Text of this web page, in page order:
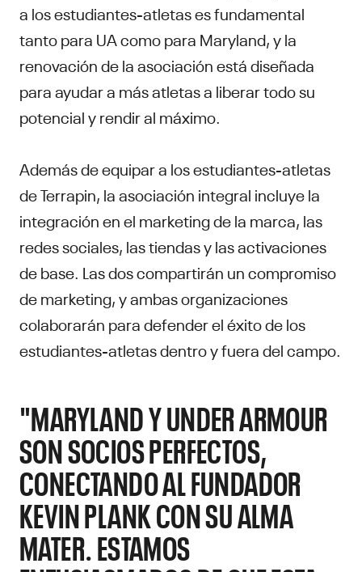
a los estudiantes-atletas es fundamental
tanto para UA como para Maryland, y la
renovación de la asociación está diseñada
para ayudar a más atletas a liberar todo su
potencial y rendir al máximo.
Además de equipar a los estudiantes-atletas
de Terrapin, la asociación integral incluye la
integración en el marketing de la marca, las
redes sociales, las tiendas y las activaciones
de base. Las dos compartirán un compromiso
de marketing, y ambas organizaciones
colaborarán para defender el éxito de los
estudiantes-atletas dentro y fuera del campo.
"MARYLAND Y UNDER ARMOUR
SON SOCIOS PERFECTOS,
CONECTANDO AL FUNDADOR
KEVIN PLANK CON SU ALMA
MATER. ESTAMOS